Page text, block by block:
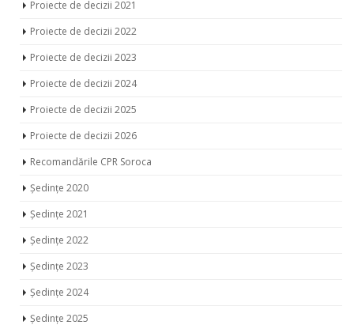
Proiecte de decizii 2021
Proiecte de decizii 2022
Proiecte de decizii 2023
Proiecte de decizii 2024
Proiecte de decizii 2025
Proiecte de decizii 2026
Recomandările CPR Soroca
Ședințe 2020
Ședințe 2021
Ședințe 2022
Ședințe 2023
Ședințe 2024
Ședințe 2025